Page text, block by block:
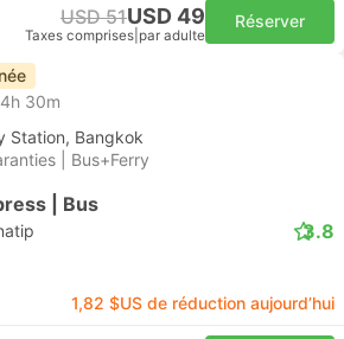
USD 51USD 49
Taxes comprises par adulte
Réserver
30m
Station, Bangkok
| Bus+Ferry
| Bus
3.8
1,82 $US de réduction aujourd’hui